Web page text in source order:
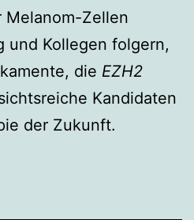
Melanom-Zellen
und Kollegen folgern,
die EZH2
Kandidaten
der Zukunft.